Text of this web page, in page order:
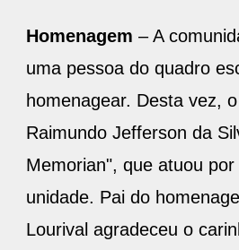
Homenagem – A
uma pessoa do quadro
homenagear. Desta vez,
Raimundo Jefferson da
Memorian", que atuou
unidade. Pai do
Lourival agradeceu o